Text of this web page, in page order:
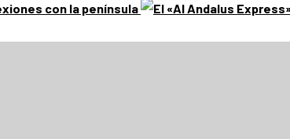
con la península